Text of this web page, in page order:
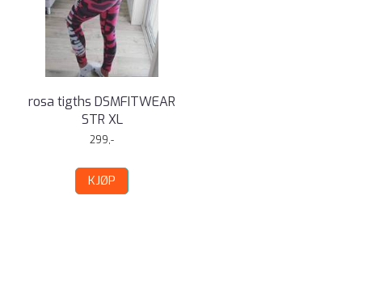
rosa tigths DSMFITWEAR
STR XL
299,-
KJØP